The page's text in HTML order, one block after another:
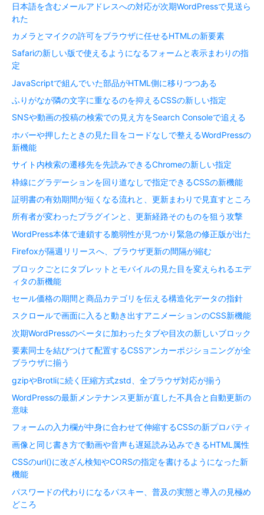
日本語を含むメールアドレスへの対応が次期WordPressで見送ら
れた
カメラとマイクの許可をブラウザに任せるHTMLの新要素
Safariの新しい版で使えるようになるフォームと表示まわりの指
定
JavaScriptで組んでいた部品がHTML側に移りつつある
ふりがなが隣の文字に重なるのを抑えるCSSの新しい指定
SNSや動画の投稿の検索での見え方をSearch Consoleで追える
ホバーや押したときの見た目をコードなしで整えるWordPressの
新機能
サイト内検索の遷移先を先読みできるChromeの新しい指定
枠線にグラデーションを回り道なしで指定できるCSSの新機能
証明書の有効期間が短くなる流れと、更新まわりで見直すところ
所有者が変わったプラグインと、更新経路そのものを狙う攻撃
WordPress本体で連鎖する脆弱性が見つかり緊急の修正版が出た
Firefoxが隔週リリースへ、ブラウザ更新の間隔が縮む
ブロックごとにタブレットとモバイルの見た目を変えられるエデ
ィタの新機能
セール価格の期間と商品カテゴリを伝える構造化データの指針
スクロールで画面に入ると動き出すアニメーションのCSS新機能
次期WordPressのベータに加わったタブや目次の新しいブロック
要素同士を結びつけて配置するCSSアンカーポジショニングが全
ブラウザに揃う
gzipやBrotliに続く圧縮方式zstd、全ブラウザ対応が揃う
WordPressの最新メンテナンス更新が直した不具合と自動更新の
意味
フォームの入力欄が中身に合わせて伸縮するCSSの新プロパティ
画像と同じ書き方で動画や音声も遅延読み込みできるHTML属性
CSSのurl()に改ざん検知やCORSの指定を書けるようになった新
機能
パスワードの代わりになるパスキー、普及の実態と導入の見極め
どころ